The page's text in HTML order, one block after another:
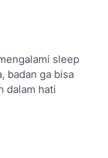
sleep
badan ga bisa
dalam hati